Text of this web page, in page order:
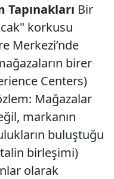
​Bir
korkusu
Merkezi’nde
birer
Centers)
Mağazalar
markanın
buluştuğu
birleşimi)
olarak